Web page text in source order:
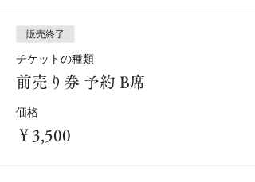
販売終了
チケットの種類
前売り券 予約 B席
価格
￥3,500